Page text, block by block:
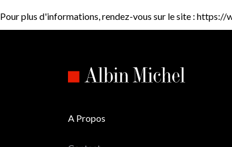
Pour plus d'informations, rendez-vous sur le site :
A Propos